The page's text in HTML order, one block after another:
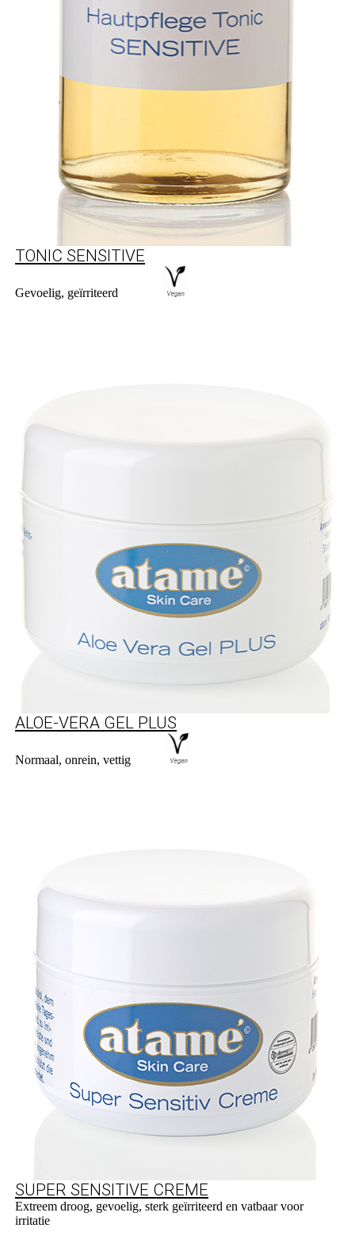
TONIC SENSITIVE
Gevoelig, geïrriteerd
ALOE-VERA GEL PLUS
Normaal, onrein, vettig
SUPER SENSITIVE CREME
Extreem droog, gevoelig, sterk geïrriteerd en vatbaar voor
irritatie